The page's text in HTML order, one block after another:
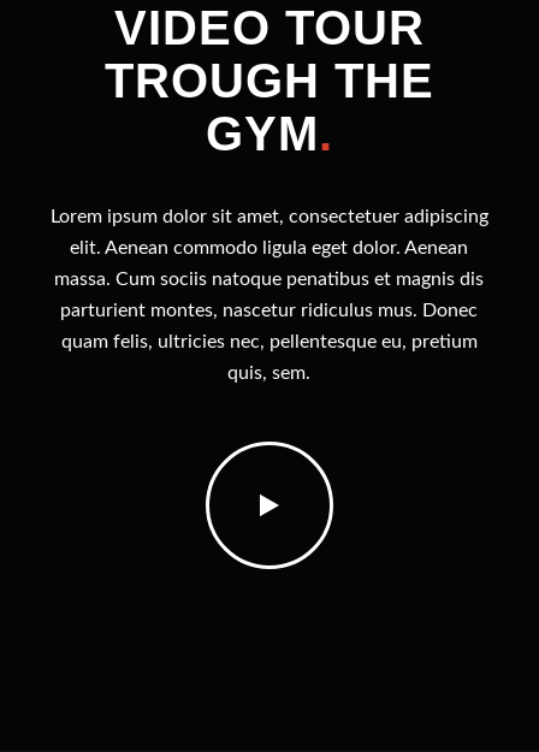
VIDEO TOUR
TROUGH THE
GYM.
Lorem ipsum dolor sit amet, consectetuer adipiscing
elit. Aenean commodo ligula eget dolor. Aenean
massa. Cum sociis natoque penatibus et magnis dis
parturient montes, nascetur ridiculus mus. Donec
quam felis, ultricies nec, pellentesque eu, pretium
quis, sem.